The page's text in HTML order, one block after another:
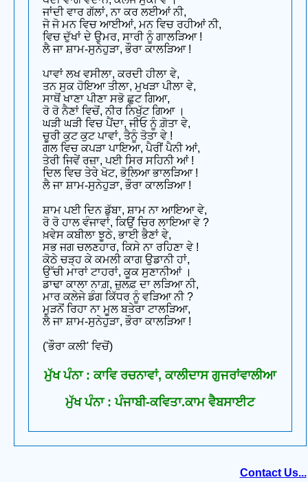
ਜਾਂਦੀ ਵਾਰ ਗੱਲਾਂ, ਨਾ ਕਰ ਲਈਆਂ ਨੀ,
ਜੋ ਜੋ ਮਨ ਵਿਚ ਆਈਆਂ, ਮਨ ਵਿਚ ਰਹੀਆਂ ਨੀ,
ਵਿਚ ਦੁੱਖਾਂ ਦੇ ਉਮਰ, ਸਾਰੀ ਨੂੰ ਗਾਲੜਿਆ !
ਲੈ ਜਾ ਸ਼ਾਮ-ਸੁਨੇਹੁੜਾ, ਭੌਰਾ ਕਾਲੜਿਆ !
ਪਾਵਾਂ ਲਖ ਵਸੀਲਾ, ਕਰਦੀ ਹੀਲਾ ਵੇ,
ਤਨ ਸੁਕ ਹੋਇਆ ਤੀਲਾ, ਮੁਖੜਾ ਪੀਲਾ ਵੇ,
ਸਾਥੋਂ ਖਾਣਾ ਪੀਣਾ ਸਭੋ ਛੁਟ ਗਿਆ,
ਰੋ ਰੋ ਨੈਣਾਂ ਵਿਚੋਂ, ਨੀਰ ਨਿਖੁੱਟ ਗਿਆ ।
ਘੜੀ ਘੜੀ ਵਿਚ ਪੈਂਦਾ, ਜੀਓ ਨੂੰ ਗ਼ੋਤਾ ਵੇ,
ਚੂਰੀ ਕੁਟ ਕੁਟ ਪਾਵਾਂ, ਤੈਨੂੰ ਤੋਤਾ ਵੇ !
ਗਲ ਵਿਚ ਕਪੜਾ ਪਾਇਆ, ਪੈਰੀਂ ਪੈਨੀ ਆਂ,
ਤੇਰੀ ਜਿਵੇਂ ਰਜ਼ਾ, ਪਈ ਸਿਰ ਸਹਿਨੀ ਆਂ !
ਦਿਲ ਵਿਚ ਤੇਰੇ ਖੋਟ, ਭੋਲਿਆ ਭਾਲੜਿਆ !
ਲੈ ਜਾ ਸ਼ਾਮ-ਸੁਨੇਹੁੜਾ, ਭੌਰਾ ਕਾਲੜਿਆ !
ਸ਼ਾਮ ਪਈ ਦਿਨ ਡੁੱਬਾ, ਸ਼ਾਮ ਨਾ ਆਇਆ ਵੇ,
ਰੋ ਰੋ ਹਾਲ ਵੰਜਾਵਾਂ, ਕਿਉਂ ਚਿਰ ਲਾਇਆ ਵੇ ?
ਖ਼ਵੇਸ ਕਬੀਲਾ ਝੂਠੇ, ਭਾਈ ਭੈਣਾਂ ਵੇ,
ਸਭ ਜਗ ਚਲਣਹਾਰ, ਕਿਸੇ ਨਾ ਰਹਿਣਾ ਵੇ !
ਕੋਠੇ ਚੜ੍ਹ ਕੇ ਕਮਲੀ ਕਾਗ ਉਡਾਨੀ ਹਾਂ,
ਉੱਚੀ ਮਾਰਾਂ ਟਾਹਰਾਂ, ਕੂਕ ਸੁਣਾਨੀਆਂ ।
ਡਾਢਾ ਕਾਲਾ ਨਾਗ਼, ਜ਼ੁਲਫ਼ ਦਾ ਲੜਿਆ ਨੀ,
ਮਾਰ ਕਲੇਜੇ ਡੰਗ ਕਿੱਧਰ ਨੂੰ ਵੜਿਆ ਨੀ ?
ਮੁੜਨੋਂ ਰਿਹਾ ਨਾ ਮੂਲ ਬਤੇਰਾ ਟਾਲੜਿਆ,
ਲੈ ਜਾ ਸ਼ਾਮ-ਸੁਨੇਹੁੜਾ, ਭੌਰਾ ਕਾਲੜਿਆ !
('ਭੌਰਾ ਕਲੀ' ਵਿਚੋਂ)
ਮੁੱਖ ਪੰਨਾ : ਕਾਵਿ ਰਚਨਾਵਾਂ, ਕਾਲੀਦਾਸ ਗੁਜਰਾਂਵਾਲੀਆ
ਮੁੱਖ ਪੰਨਾ : ਪੰਜਾਬੀ-ਕਵਿਤਾ.ਕਾਮ ਵੈਬਸਾਈਟ
Contact Us...